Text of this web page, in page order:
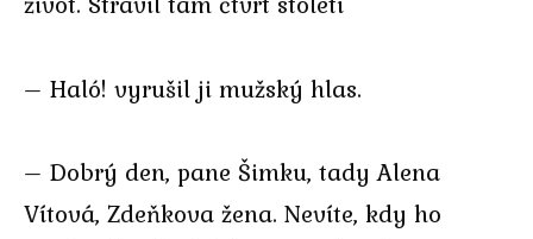
– Haló! vyrušil ji mužský hlas.
– Dobrý den, pane Šimku, tady Alena
Vítová, Zdeňkova žena. Nevíte, kdy ho